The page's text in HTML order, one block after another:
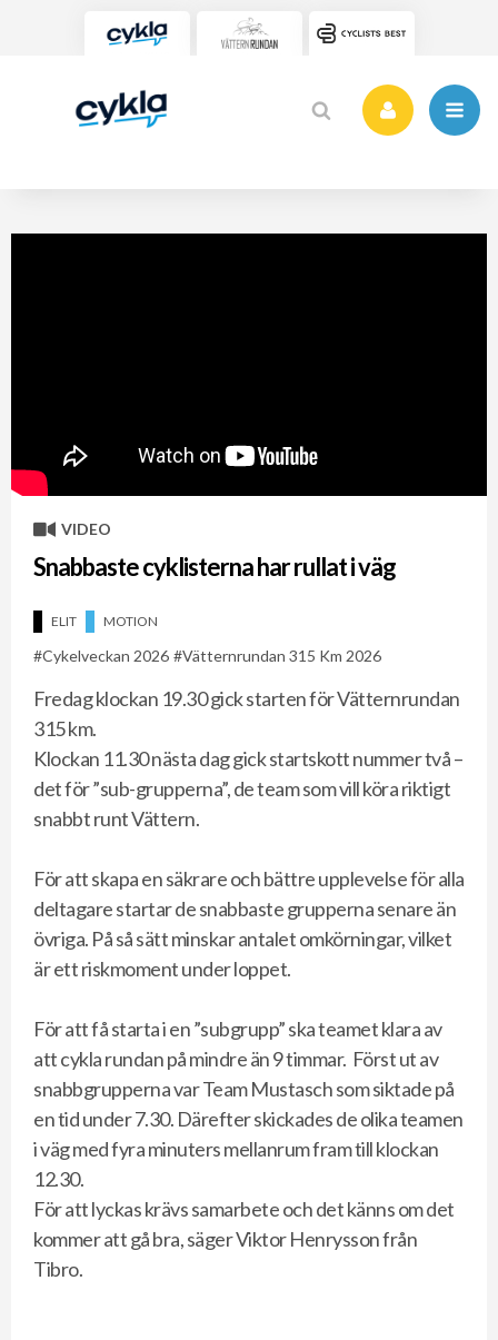
VIDEO
Snabbaste cyklisterna har rullat i väg
ELIT MOTION
Cykelveckan 2026 Vätternrundan 315 Km 2026
Fredag klockan 19.30 gick starten för Vätternrundan
315 km.
Klockan 11.30 nästa dag gick startskott nummer två –
det för ”sub-grupperna”, de team som vill köra riktigt
snabbt runt Vättern.
För att skapa en säkrare och bättre upplevelse för alla
deltagare startar de snabbaste grupperna senare än
övriga. På så sätt minskar antalet omkörningar, vilket
är ett riskmoment under loppet.
För att få starta i en ”subgrupp” ska teamet klara av
att cykla rundan på mindre än 9 timmar. Först ut av
snabbgrupperna var Team Mustasch som siktade på
en tid under 7.30. Därefter skickades de olika teamen
i väg med fyra minuters mellanrum fram till klockan
12.30.
För att lyckas krävs samarbete och det känns om det
kommer att gå bra, säger Viktor Henrysson från
Tibro.